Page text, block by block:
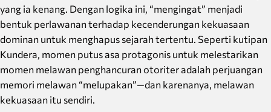
yang ia kenang. Dengan logika ini, “mengingat” menjadi
bentuk perlawanan terhadap kecenderungan kekuasaan
dominan untuk menghapus sejarah tertentu. Seperti kutipan
Kundera, momen putus asa protagonis untuk melestarikan
momen melawan penghancuran otoriter adalah perjuangan
memori melawan “melupakan”—dan karenanya, melawan
kekuasaan itu sendiri.